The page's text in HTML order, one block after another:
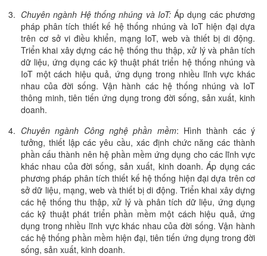
Chuyên ngành Hệ thống nhúng và IoT:Áp dụng các phương
pháp phân tích thiết kế hệ thống nhúng và IoT hiện đại dựa
trên cơ sở vi điều khiển, mạng IoT, web và thiết bị di động.
Triển khai xây dựng các hệ thống thu thập, xử lý và phân tích
dữ liệu, ứng dụng các kỹ thuật phát triển hệ thống nhúng và
IoT một cách hiệu quả, ứng dụng trong nhiều lĩnh vực khác
nhau của đời sống. Vận hành các hệ thống nhúng và IoT
thông minh, tiên tiến ứng dụng trong đời sống, sản xuất, kinh
doanh.
Chuyên ngành Công nghệ phần mềm: Hình thành các ý
tưởng, thiết lập các yêu cầu, xác định chức năng các thành
phần cấu thành nên hệ phần mềm ứng dụng cho các lĩnh vực
khác nhau của đời sống, sản xuất, kinh doanh. Áp dụng các
phương pháp phân tích thiết kế hệ thống hiện đại dựa trên cơ
sở dữ liệu, mạng, web và thiết bị di động. Triển khai xây dựng
các hệ thống thu thập, xử lý và phân tích dữ liệu, ứng dụng
các kỹ thuật phát triển phần mềm một cách hiệu quả, ứng
dụng trong nhiều lĩnh vực khác nhau của đời sống. Vận hành
các hệ thống phần mềm hiện đại, tiên tiến ứng dụng trong đời
sống, sản xuất, kinh doanh.